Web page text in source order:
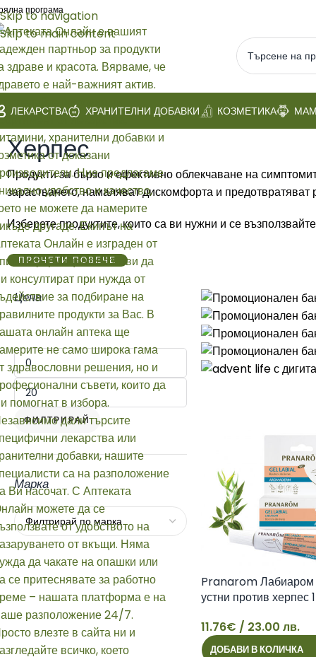
Skip to navigation
Skip to main content
програма
ЛЕКАРСТВА ХРАНИТЕЛНИ ДОБАВКИ КОЗМЕТИКА
Херпес
Продукти за бързо и ефективно облекчаване на
зарастването, намаляват дискомфорта и
Изберете продуктите, които са ви нужни и се
ПРОЧЕТИ ПОВЕЧЕ
Цена
ФИЛТРИРАЙ
Марка
Pranarom Лабиаром
устни против херпес
11.76€ / 23.00 лв.
ДОБАВИ В КОЛИЧКА